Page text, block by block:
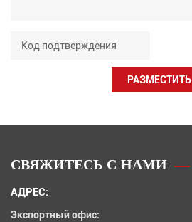
РАЗМЕСТИТЬ
СВЯЖИТЕСЬ С НАМИ
АДРЕС:
Экспортный офис: